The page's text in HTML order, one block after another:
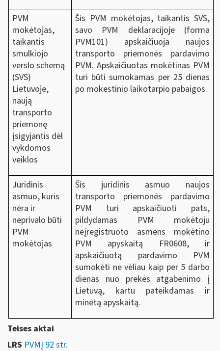
PVM
mokėtojas,
taikantis
smulkiojo
verslo schemą
(SVS)
Lietuvoje,
naują
transporto
priemonę
įsigyjantis dėl
vykdomos
veiklos
Šis PVM mokėtojas, taikantis SVS,
savo PVM deklaracijoje (forma
PVM101) apskaičiuoja naujos
transporto priemonės pardavimo
PVM. Apskaičiuotas mokėtinas PVM
turi būti sumokamas per 25 dienas
po mokestinio laikotarpio pabaigos.
Juridinis
asmuo, kuris
nėra ir
neprivalo būti
PVM
mokėtojas
Šis juridinis asmuo naujos
transporto priemonės pardavimo
PVM turi apskaičiuoti pats,
pildydamas PVM mokėtoju
neįregistruoto asmens mokėtino
PVM apyskaitą FR0608, ir
apskaičiuotą pardavimo PVM
sumokėti ne vėliau kaip per 5 darbo
dienas nuo prekės atgabenimo į
Lietuvą, kartu pateikdamas ir
minėtą apyskaitą.
Teises aktai
LRS PVMĮ 92 str.